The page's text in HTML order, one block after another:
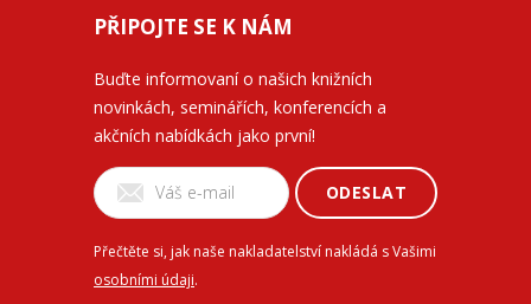
PŘIPOJTE SE K NÁM
Buďte informovaní o našich knižních
novinkách, seminářích, konferencích a
akčních nabídkách jako první!
ODESLAT
Přečtěte si, jak naše nakladatelství nakládá s Vašimi
osobními údaji.